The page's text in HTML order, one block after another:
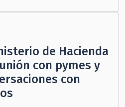
de Hacienda
con pymes y
con